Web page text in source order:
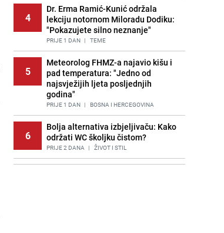
4
Dr. Erma Ramić-Kunić održala
lekciju notornom Miloradu Dodiku:
"Pokazujete silno neznanje"
PRIJE 1 DAN | TEME
5
Meteorolog FHMZ-a najavio kišu i
pad temperatura: "Jedno od
najsvježijih ljeta posljednjih
godina"
PRIJE 1 DAN | BOSNA I HERCEGOVINA
6
Bolja alternativa izbjeljivaču: Kako
održati WC školjku čistom?
PRIJE 2 DANA | ŽIVOT I STIL